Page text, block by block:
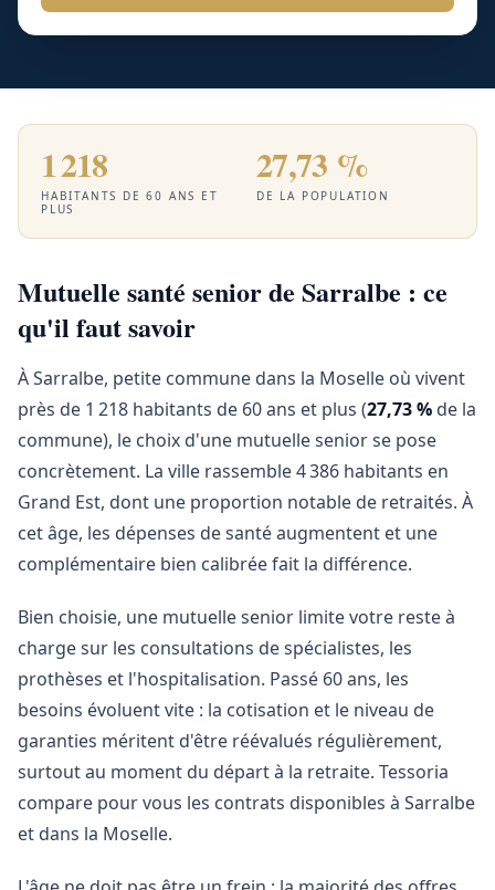
1 218
HABITANTS DE 60 ANS ET
PLUS
27,73 %
DE LA POPULATION
Mutuelle santé senior de Sarralbe : ce
qu'il faut savoir
À Sarralbe, petite commune dans la Moselle où vivent
près de 1 218 habitants de 60 ans et plus (27,73 % de la
commune), le choix d'une mutuelle senior se pose
concrètement. La ville rassemble 4 386 habitants en
Grand Est, dont une proportion notable de retraités. À
cet âge, les dépenses de santé augmentent et une
complémentaire bien calibrée fait la différence.
Bien choisie, une mutuelle senior limite votre reste à
charge sur les consultations de spécialistes, les
prothèses et l'hospitalisation. Passé 60 ans, les
besoins évoluent vite : la cotisation et le niveau de
garanties méritent d'être réévalués régulièrement,
surtout au moment du départ à la retraite. Tessoria
compare pour vous les contrats disponibles à Sarralbe
et dans la Moselle.